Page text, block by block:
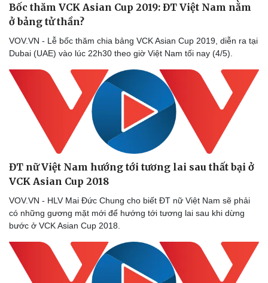
Bốc thăm VCK Asian Cup 2019: ĐT Việt Nam nằm
ở bảng tử thần?
VOV.VN - Lễ bốc thăm chia bảng VCK Asian Cup 2019, diễn ra tại
Dubai (UAE) vào lúc 22h30 theo giờ Việt Nam tối nay (4/5).
ĐT nữ Việt Nam hướng tới tương lai sau thất bại ở
VCK Asian Cup 2018
VOV.VN - HLV Mai Đức Chung cho biết ĐT nữ Việt Nam sẽ phải
có những gương mặt mới để hướng tới tương lai sau khi dừng
bước ở VCK Asian Cup 2018.